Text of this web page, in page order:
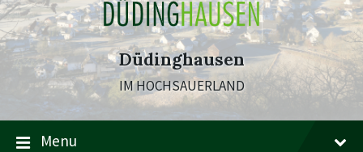
Düdinghausen
IM HOCHSAUERLAND
Menu